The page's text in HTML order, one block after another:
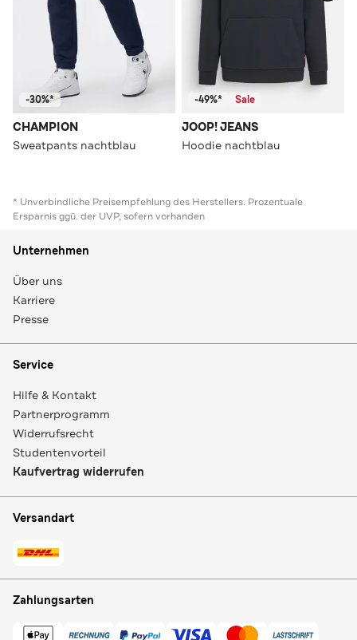
-30%*
CHAMPION
Sweatpants nachtblau
-49%* Sale
JOOP! JEANS
Hoodie nachtblau
* Unverbindliche Preisempfehlung des Herstellers. Prozentuale
Ersparnis ggü. der UVP, sofern vorhanden
Unternehmen
Über uns
Karriere
Presse
Service
Hilfe & Kontakt
Partnerprogramm
Widerrufsrecht
Studentenvorteil
Kaufvertrag widerrufen
Versandart
Zahlungsarten